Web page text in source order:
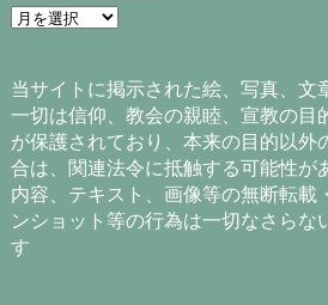
ア
ー
ブ
当サイトに掲示された絵、写真、文
一切は信仰、教会の親睦、宣教の目
が保護されており、本来の目的以外
合は、関連法令に抵触する可能性が
内容、テキスト、画像等の無断転載
ンショット等の行為は一切なさらな
す